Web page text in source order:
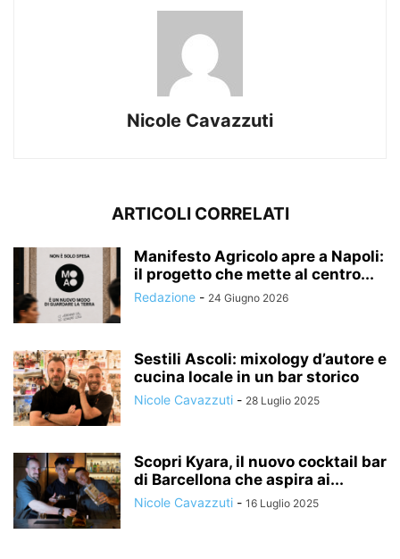
Nicole Cavazzuti
ARTICOLI CORRELATI
Manifesto Agricolo apre a Napoli:
il progetto che mette al centro...
Redazione - 24 Giugno 2026
Sestili Ascoli: mixology d’autore e
cucina locale in un bar storico
Nicole Cavazzuti - 28 Luglio 2025
Scopri Kyara, il nuovo cocktail bar
di Barcellona che aspira ai...
Nicole Cavazzuti - 16 Luglio 2025